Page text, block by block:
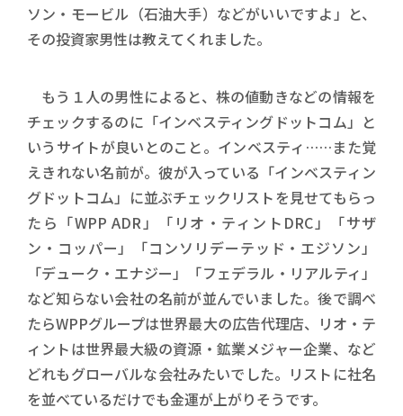
ソン・モービル（石油大手）などがいいですよ」と、
その投資家男性は教えてくれました。
もう１人の男性によると、株の値動きなどの情報を
チェックするのに「インベスティングドットコム」と
いうサイトが良いとのこと。インベスティ……また覚
えきれない名前が。彼が入っている「インベスティン
グドットコム」に並ぶチェックリストを見せてもらっ
たら「WPP ADR」「リオ・ティントDRC」「サザ
ン・コッパー」「コンソリデーテッド・エジソン」
「デューク・エナジー」「フェデラル・リアルティ」
など知らない会社の名前が並んでいました。後で調べ
たらWPPグループは世界最大の広告代理店、リオ・テ
ィントは世界最大級の資源・鉱業メジャー企業、など
どれもグローバルな会社みたいでした。リストに社名
を並べているだけでも金運が上がりそうです。